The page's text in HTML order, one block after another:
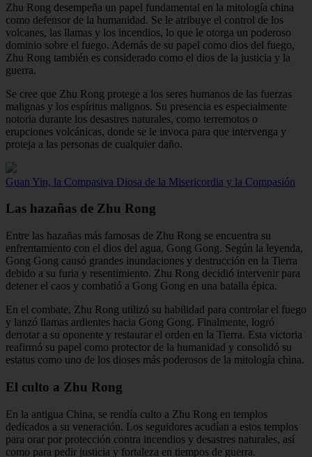
Zhu Rong desempeña un papel fundamental en la mitología china
como defensor de la humanidad. Se le atribuye el control de los
volcanes, las llamas y los incendios, lo que le otorga un poderoso
dominio sobre el fuego. Además de su papel como dios del fuego,
Zhu Rong también es considerado como el dios de la justicia y la
guerra.
Se cree que Zhu Rong protege a los seres humanos de las fuerzas
malignas y los espíritus malignos. Su presencia es especialmente
notoria durante los desastres naturales, como terremotos o
erupciones volcánicas, donde se le invoca para que intervenga y
proteja a las personas de cualquier daño.
Guan Yin, la Compasiva Diosa de la Misericordia y la Compasión
Las hazañas de Zhu Rong
Entre las hazañas más famosas de Zhu Rong se encuentra su
enfrentamiento con el dios del agua, Gong Gong. Según la leyenda,
Gong Gong causó grandes inundaciones y destrucción en la Tierra
debido a su furia y resentimiento. Zhu Rong decidió intervenir para
detener el caos y combatió a Gong Gong en una batalla épica.
En el combate, Zhu Rong utilizó su habilidad para controlar el fuego
y lanzó llamas ardientes hacia Gong Gong. Finalmente, logró
derrotar a su oponente y restaurar el orden en la Tierra. Esta victoria
reafirmó su papel como protector de la humanidad y consolidó su
estatus como uno de los dioses más poderosos de la mitología china.
El culto a Zhu Rong
En la antigua China, se rendía culto a Zhu Rong en templos
dedicados a su veneración. Los seguidores acudían a estos templos
para orar por protección contra incendios y desastres naturales, así
como para pedir justicia y fortaleza en tiempos de guerra.